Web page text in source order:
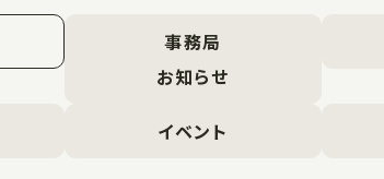
事務局
お知らせ
イベント